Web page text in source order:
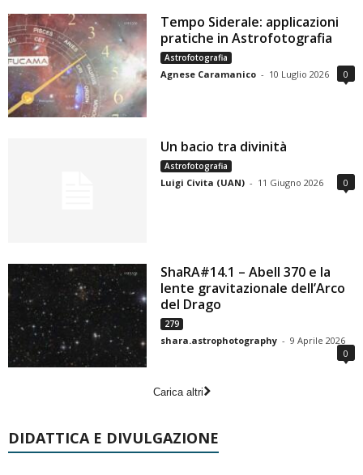
Tempo Siderale: applicazioni
pratiche in Astrofotografia
Astrofotografia
Agnese Caramanico - 10 Luglio 2026 0
Un bacio tra divinità
Astrofotografia
Luigi Civita (UAN) - 11 Giugno 2026 0
ShaRA#14.1 – Abell 370 e la
lente gravitazionale dell’Arco
del Drago
279
shara.astrophotography - 9 Aprile 2026
0
Carica altri
DIDATTICA E DIVULGAZIONE